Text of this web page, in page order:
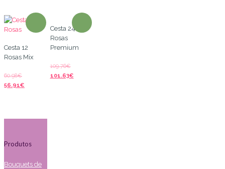
Cesta 12
Rosas Mix
60.98€
56.91€
Cesta 24
Rosas
Premium
109.76€
101.63€
Produtos
Bouquets de